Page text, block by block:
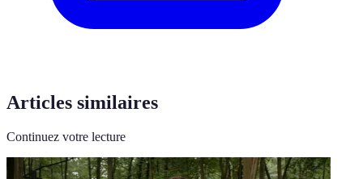
Articles similaires
Continuez votre lecture